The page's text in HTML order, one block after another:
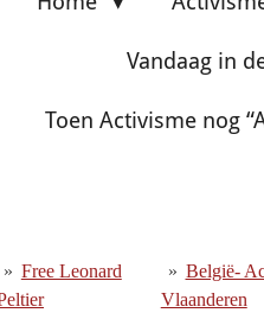
Vandaag in
Toen Activisme nog
» Free Leonard
» België-
Vlaanderen